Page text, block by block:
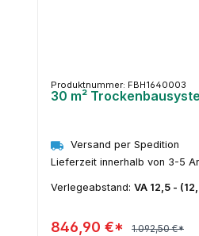
Produktnummer: FBH1640003
30 m²
Versand per Spedition
Lieferzeit innerhalb von 3-5
Verlegeabstand: VA
846,90 €* 1.092,50 €*